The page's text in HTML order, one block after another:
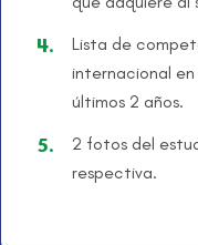
Lista de
internacional
últimos 2 años.
2 fotos del
respectiva.